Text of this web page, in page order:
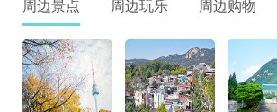
周边景点 周边玩乐 周边购物